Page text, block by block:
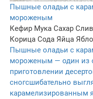
Пышные оладьи с
мороженым
Кефир Мука Сахар
Корица Сода Яйца
Пышные оладьи с
мороженым — один из
приготовлении
сногсшибательно
карамелизированным